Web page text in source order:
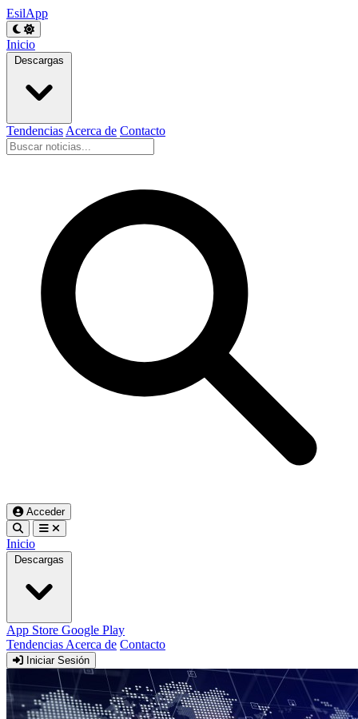
EsilApp
Inicio
Descargas
Tendencias Acerca de Contacto
Acceder
Inicio
Descargas
App Store Google Play
Tendencias Acerca de Contacto
Iniciar Sesión